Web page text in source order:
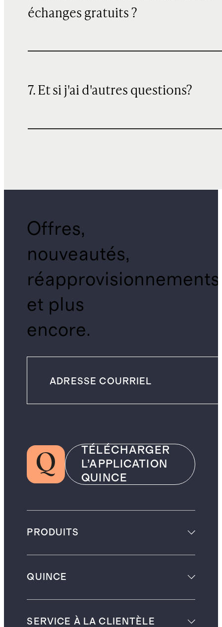
échanges gratuits ?
7. Et si j'ai d'autres questions?
Offres,
nouveautés,
réapprovisionnements
et plus
encore.
TÉLÉCHARGER
L’APPLICATION
QUINCE
PRODUITS
QUINCE
SERVICE À LA CLIENTÈLE